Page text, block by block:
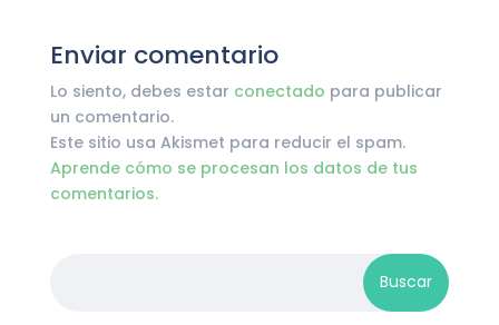
Enviar comentario
Lo siento, debes estar conectado para publicar
un comentario.
Este sitio usa Akismet para reducir el spam.
Aprende cómo se procesan los datos de tus
comentarios.